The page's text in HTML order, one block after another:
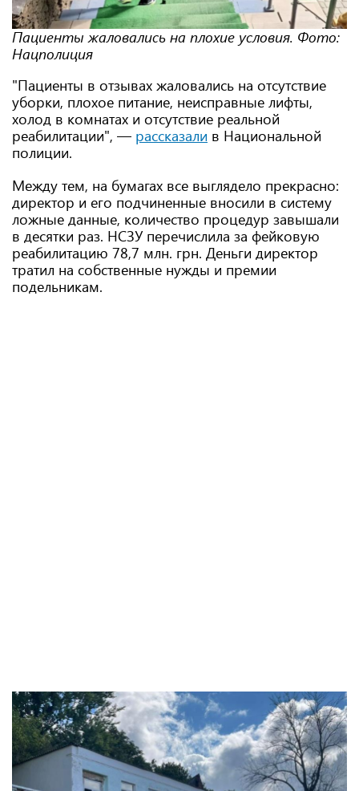
Пациенты жаловались на плохие условия. Фото:
Нацполиция
"Пациенты в отзывах жаловались на отсутствие
уборки, плохое питание, неисправные лифты,
холод в комнатах и отсутствие реальной
реабилитации", — рассказали в Национальной
полиции.
Между тем, на бумагах все выглядело прекрасно:
директор и его подчиненные вносили в систему
ложные данные, количество процедур завышали
в десятки раз. НСЗУ перечислила за фейковую
реабилитацию 78,7 млн. грн. Деньги директор
тратил на собственные нужды и премии
подельникам.